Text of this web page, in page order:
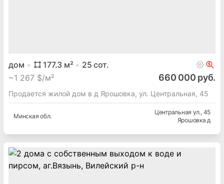
дом 177.3 м² 25 сот.
~1 267 $/м² 660 000 руб.
Продается жилой дом в д Ярошовка, ул. Центральная, 45
Минская обл.
Центральная ул., 45
Ярошовка д